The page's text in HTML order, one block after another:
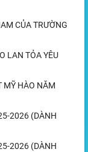
CỦA TRƯỜNG
LAN TỎA YÊU
MỸ HÀO NĂM
2026 (DÀNH
2026 (DÀNH